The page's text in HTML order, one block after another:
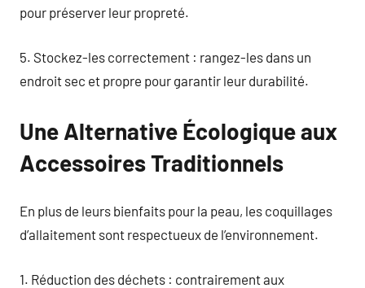
pour préserver leur propreté.
5. Stockez-les correctement : rangez-les dans un
endroit sec et propre pour garantir leur durabilité.
Une Alternative Écologique aux
Accessoires Traditionnels
En plus de leurs bienfaits pour la peau, les coquillages
d’allaitement sont respectueux de l’environnement.
1. Réduction des déchets : contrairement aux